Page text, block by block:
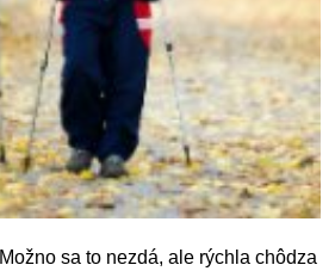
Možno sa to nezdá, ale rýchla chôdza